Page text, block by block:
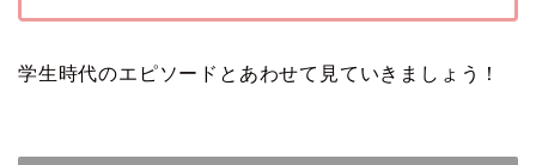
学生時代のエピソードとあわせて見ていきましょう！